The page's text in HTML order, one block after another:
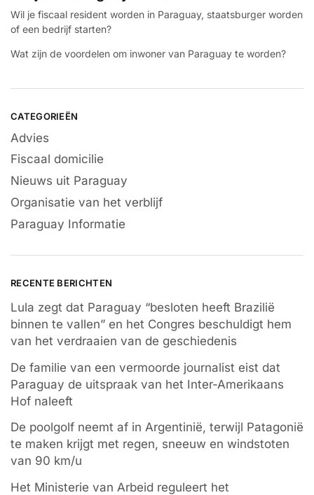
Wil je fiscaal resident worden in Paraguay, staatsburger worden
of een bedrijf starten?
Wat zijn de voordelen om inwoner van Paraguay te worden?
CATEGORIEËN
Advies
Fiscaal domicilie
Nieuws uit Paraguay
Organisatie van het verblijf
Paraguay Informatie
RECENTE BERICHTEN
Lula zegt dat Paraguay “besloten heeft Brazilië
binnen te vallen” en het Congres beschuldigt hem
van het verdraaien van de geschiedenis
De familie van een vermoorde journalist eist dat
Paraguay de uitspraak van het Inter-Amerikaans
Hof naleeft
De poolgolf neemt af in Argentinië, terwijl Patagonië
te maken krijgt met regen, sneeuw en windstoten
van 90 km/u
Het Ministerie van Arbeid reguleert het